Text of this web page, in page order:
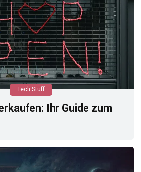
Tech Stuff
Ihr Guide zum